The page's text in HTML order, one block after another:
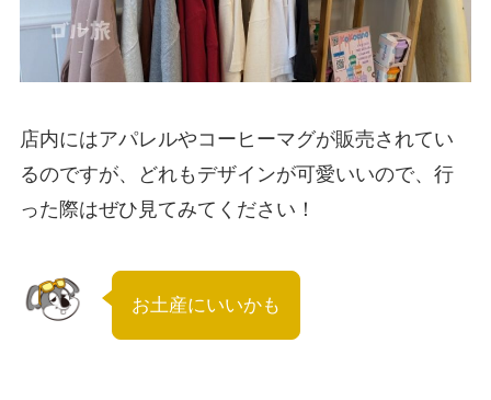
店内にはアパレルやコーヒーマグが販売されてい
るのですが、どれもデザインが可愛いいので、行
った際はぜひ見てみてください！
お土産にいいかも